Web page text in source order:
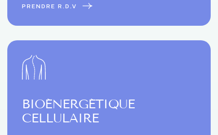
PRENDRE R.D.V
BIOÉNERGÉTIQUE
CELLULAIRE